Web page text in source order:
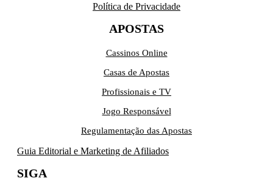
Política de Privacidade
APOSTAS
Cassinos Online
Casas de Apostas
Profissionais e TV
Jogo Responsável
Regulamentação das Apostas
Guia Editorial e Marketing de Afiliados
SIGA